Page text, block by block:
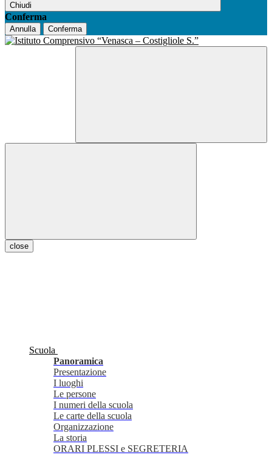
Chiudi
Conferma
Annulla Conferma
close
Scuola
Panoramica
Presentazione
I luoghi
Le persone
I numeri della scuola
Le carte della scuola
Organizzazione
La storia
ORARI PLESSI e SEGRETERIA